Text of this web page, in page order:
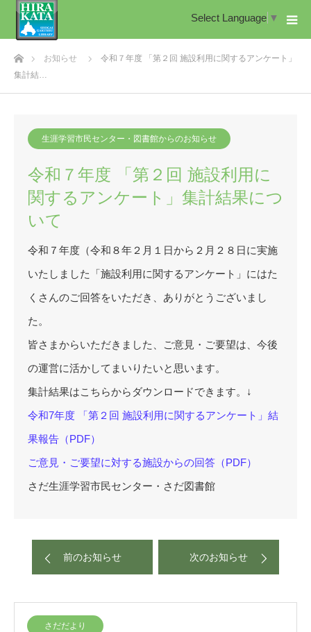
Select Language ▼
ホームお知らせ
令和７年度 「第２回 施設利用に関するアンケート」
集計結…
生涯学習市民センター・図書館からのお知らせ
令和７年度 「第２回 施設利用に
関するアンケート」集計結果につ
いて
令和７年度（令和８年２月１日から２月２８日に実施
いたしました「施設利用に関するアンケート」にはた
くさんのご回答をいただき、ありがとうございまし
た。
皆さまからいただきました、ご意見・ご要望は、今後
の運営に活かしてまいりたいと思います。
集計結果はこちらからダウンロードできます。↓
令和7年度 「第２回 施設利用に関するアンケート」結
果報告（PDF）
ご意見・ご要望に対する施設からの回答（PDF）
さだ生涯学習市民センター・さだ図書館
前のお知らせ 次のお知らせ
さだだより